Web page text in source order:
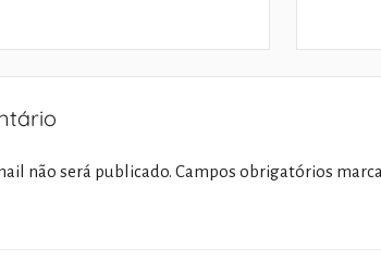
não será publicado. Campos obrigatórios